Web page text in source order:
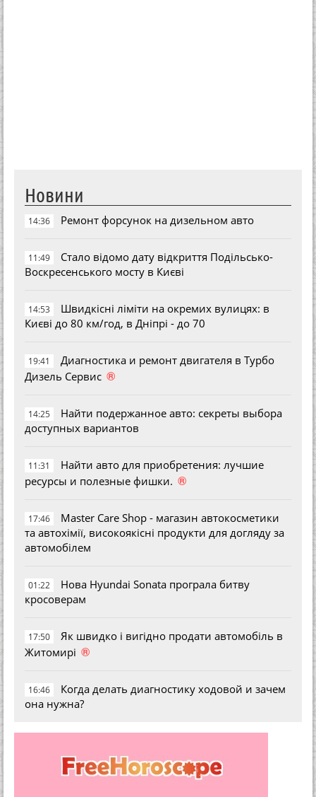
Новини
14:36 Ремонт форсунок на дизельном авто
11:49
Стало відомо дату відкриття Подільсько-
Воскресенського мосту в Києві
14:53
Швидкісні ліміти на окремих вулицях: в
Києві до 80 км/год, в Дніпрі - до 70
19:41
Диагностика и ремонт двигателя в Турбо
Дизель Сервис ®
14:25
Найти подержанное авто: секреты выбора
доступных вариантов
11:31
Найти авто для приобретения: лучшие
ресурсы и полезные фишки. ®
17:46
Master Care Shop - магазин автокосметики
та автохімії, високоякісні продукти для догляду за
автомобілем
01:22
Нова Hyundai Sonata програла битву
кросоверам
17:50
Як швидко і вигідно продати автомобіль в
Житомирі ®
16:46
Когда делать диагностику ходовой и зачем
она нужна?